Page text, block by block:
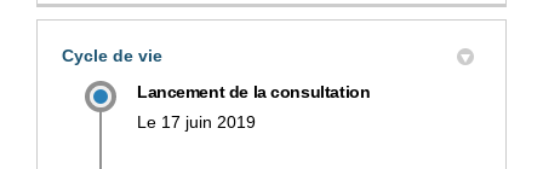
Cycle de vie
Lancement de la consultation
Le 17 juin 2019